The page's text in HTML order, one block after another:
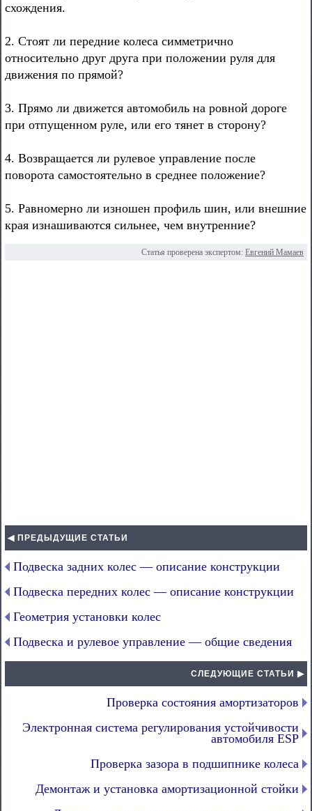
схождения.
2. Стоят ли передние колеса симметрично
относительно друг друга при положении руля для
движения по прямой?
3. Прямо ли движется автомобиль на ровной дороге
при отпущенном руле, или его тянет в сторону?
4. Возвращается ли рулевое управление после
поворота самостоятельно в среднее положение?
5. Равномерно ли изношен профиль шин, или внешние
края изнашиваются сильнее, чем внутренние?
Статья проверена экспертом: Евгений Мамаев
◀ ПРЕДЫДУЩИЕ СТАТЬИ
Подвеска задних колес — описание конструкции
Подвеска передних колес — описание конструкции
Геометрия установки колес
Подвеска и рулевое управление — общие сведения
СЛЕДУЮЩИЕ СТАТЬИ ▶
Проверка состояния амортизаторов
Электронная система регулирования устойчивости
автомобиля ESP
Проверка зазора в подшипнике колеса
Демонтаж и установка амортизационной стойки